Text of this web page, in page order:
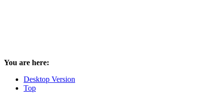
You are here:
Desktop Version
Top